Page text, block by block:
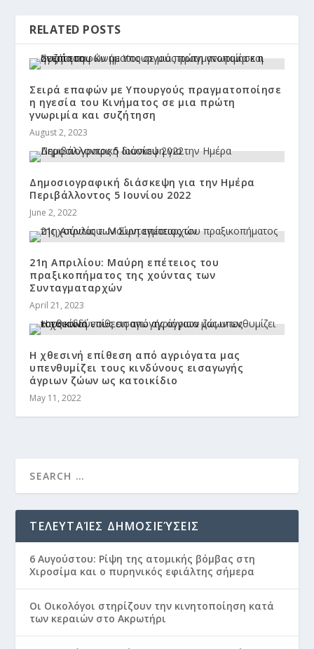
RELATED POSTS
Σειρά επαφών με Υπουργούς πραγματοποίησε
η ηγεσία του Κινήματος σε μια πρώτη
γνωριμία και συζήτηση
August 2, 2023
Δημοσιογραφική διάσκεψη για την Ημέρα
Περιβάλλοντος 5 Ιουνίου 2022
June 2, 2022
21η Απριλίου: Μαύρη επέτειος του
πραξικοπήματος της χούντας των
Συνταγματαρχών
April 21, 2023
Η χθεσινή επίθεση από αγριόγατα μας
υπενθυμίζει τους κινδύνους εισαγωγής
άγριων ζώων ως κατοικίδιο
May 11, 2022
ΤΕΛΕΥΤΑΊΕΣ ΔΗΜΟΣΙΕΎΣΕΙΣ
6 Αυγούστου: Ρίψη της ατομικής βόμβας στη
Χιροσίμα και ο πυρηνικός εφιάλτης σήμερα
Οι Οικολόγοι στηρίζουν την κινητοποίηση κατά
των κεραιών στο Ακρωτήρι